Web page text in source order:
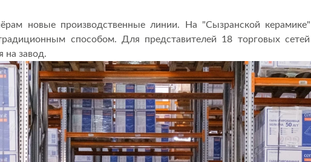
новые производственные линии. На "Сызранской керамике"
способом. Для представителей 18 торговых сетей
на завод.